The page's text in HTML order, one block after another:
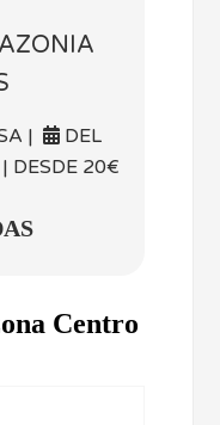
|
DEL
20€
Centro